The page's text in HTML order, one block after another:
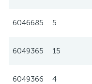
6046685 5
6049365 15
6049366 4